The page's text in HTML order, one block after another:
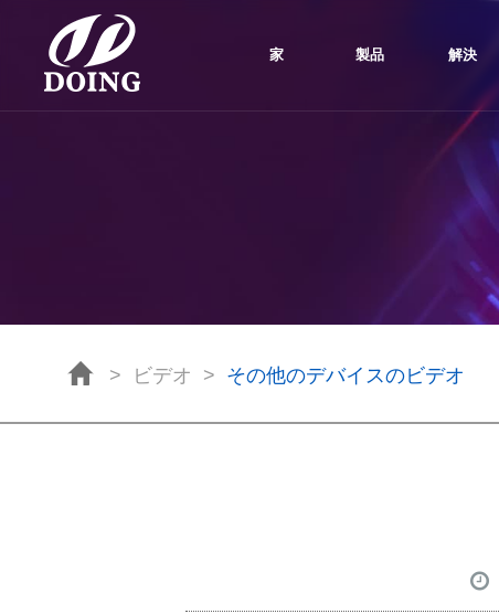
家 製品 解決
> ビデオ > その他のデバイスのビデオ